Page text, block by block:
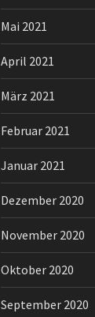
Mai 2021
April 2021
März 2021
Februar 2021
Januar 2021
Dezember 2020
November 2020
Oktober 2020
September 2020